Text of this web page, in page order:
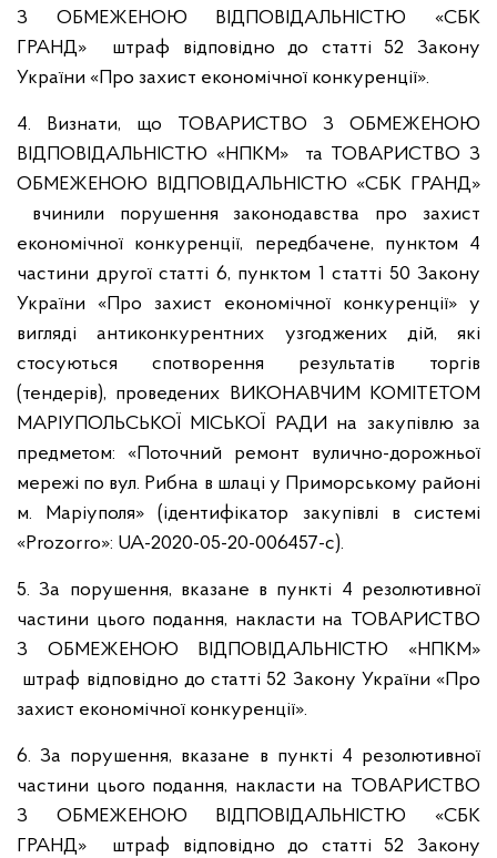
З ОБМЕЖЕНОЮ ВІДПОВІДАЛЬНІСТЮ «СБК
ГРАНД» штраф відповідно до статті 52 Закону
України «Про захист економічної конкуренції».
4. Визнати, що ТОВАРИСТВО З ОБМЕЖЕНОЮ
ВІДПОВІДАЛЬНІСТЮ «НПКМ» та ТОВАРИСТВО З
ОБМЕЖЕНОЮ ВІДПОВІДАЛЬНІСТЮ «СБК ГРАНД»
вчинили порушення законодавства про захист
економічної конкуренції, передбачене, пунктом 4
частини другої статті 6, пунктом 1 статті 50 Закону
України «Про захист економічної конкуренції» у
вигляді антиконкурентних узгоджених дій, які
стосуються спотворення результатів торгів
(тендерів), проведених ВИКОНАВЧИМ КОМІТЕТОМ
МАРІУПОЛЬСЬКОЇ МІСЬКОЇ РАДИ на закупівлю за
предметом: «Поточний ремонт вулично-дорожньої
мережі по вул. Рибна в шлаці у Приморському районі
м. Маріуполя» (ідентифікатор закупівлі в системі
«Prozorro»: UA-2020-05-20-006457-c).
5. За порушення, вказане в пункті 4 резолютивної
частини цього подання, накласти на ТОВАРИСТВО
З ОБМЕЖЕНОЮ ВІДПОВІДАЛЬНІСТЮ «НПКМ»
штраф відповідно до статті 52 Закону України «Про
захист економічної конкуренції».
6. За порушення, вказане в пункті 4 резолютивної
частини цього подання, накласти на ТОВАРИСТВО
З ОБМЕЖЕНОЮ ВІДПОВІДАЛЬНІСТЮ «СБК
ГРАНД» штраф відповідно до статті 52 Закону